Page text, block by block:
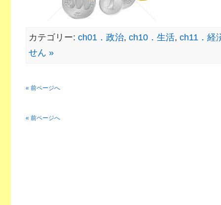
カテゴリー: ch01．政治, ch10．生活, ch11．経
せん »
« 前ページへ
« 前ページへ